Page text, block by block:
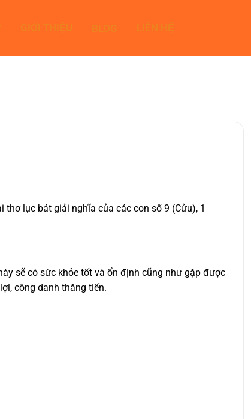
lục bát giải nghĩa của các con số 9 (Cửu), 1
sẽ có sức khỏe tốt và ổn định cũng như gặp được
công danh thăng tiến.